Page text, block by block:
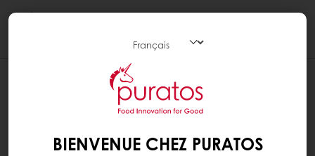
BIENVENUE CHEZ PURATOS